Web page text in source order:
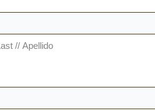
// Apellido